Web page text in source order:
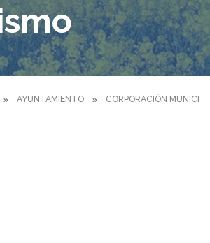
AYUNTAMIENTO CORPORACIÓN